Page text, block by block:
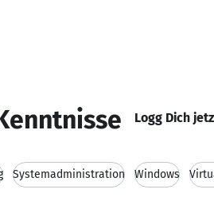
Logg Dich
Systemadministration Windows